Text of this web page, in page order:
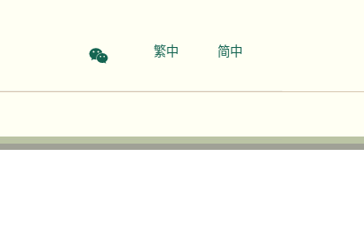
繁中 简中